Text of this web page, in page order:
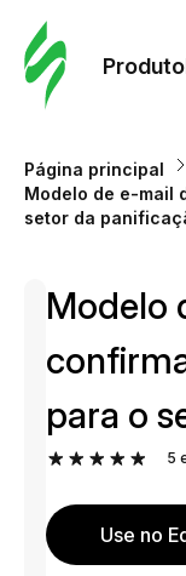
Produto
Página principal
Modelo de e-mail
setor da
Modelo
para o
5
Use no